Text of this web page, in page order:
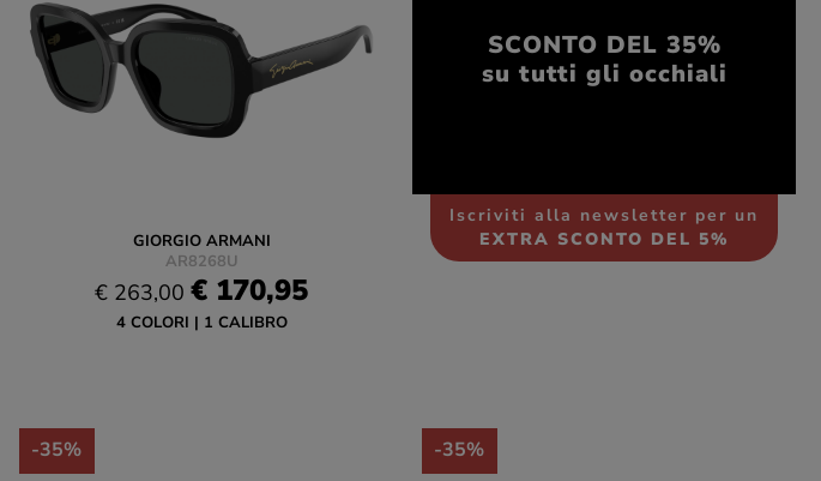
GIORGIO ARMANI
AR8268U
€ 263,00 € 170,95
4 COLORI 1 CALIBRO
SCONTO DEL 35%
su tutti gli occhiali
Iscriviti alla newsletter per un
EXTRA SCONTO DEL 5%
-35% -35%